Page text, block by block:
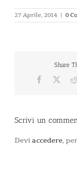
27 Aprile, 2014 | 0
Share
Facebook
Scrivi un
Devi accedere,